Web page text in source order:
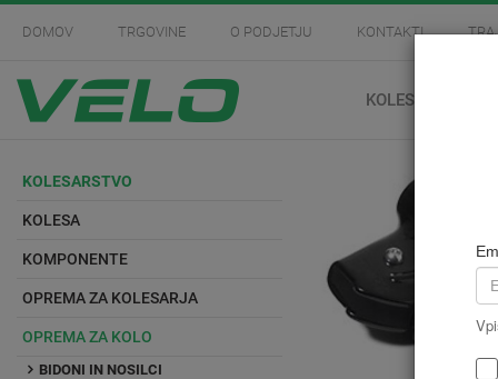
DOMOV TRGOVINE O PODJETJU KONTAKTI
KOLESARSTVO
KOLESARSTVO
KOLESA
KOMPONENTE
OPREMA ZA KOLESARJA
OPREMA ZA KOLO
BIDONI IN NOSILCI